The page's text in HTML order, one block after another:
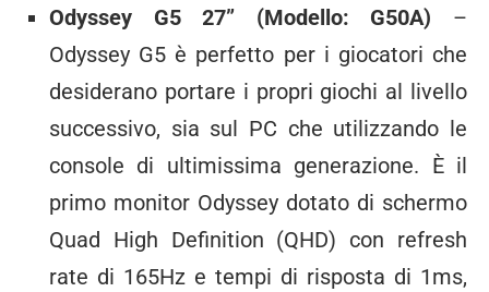
Odyssey G5 27” (Modello: G50A) –
Odyssey G5 è perfetto per i giocatori che
desiderano portare i propri giochi al livello
successivo, sia sul PC che utilizzando le
console di ultimissima generazione. È il
primo monitor Odyssey dotato di schermo
Quad High Definition (QHD) con refresh
rate di 165Hz e tempi di risposta di 1ms,